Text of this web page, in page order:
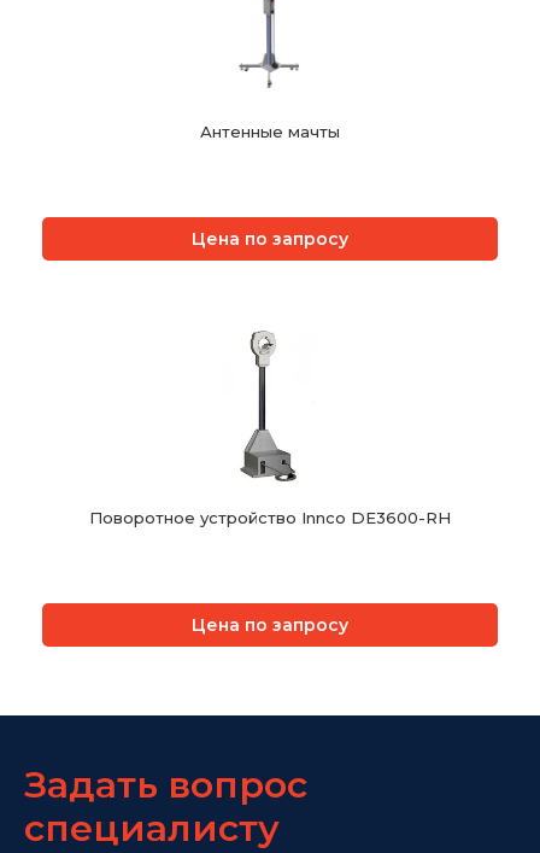
Антенные мачты
Цена по запросу
Поворотное устройство Innco DE3600-RH
Цена по запросу
Задать вопрос
специалисту